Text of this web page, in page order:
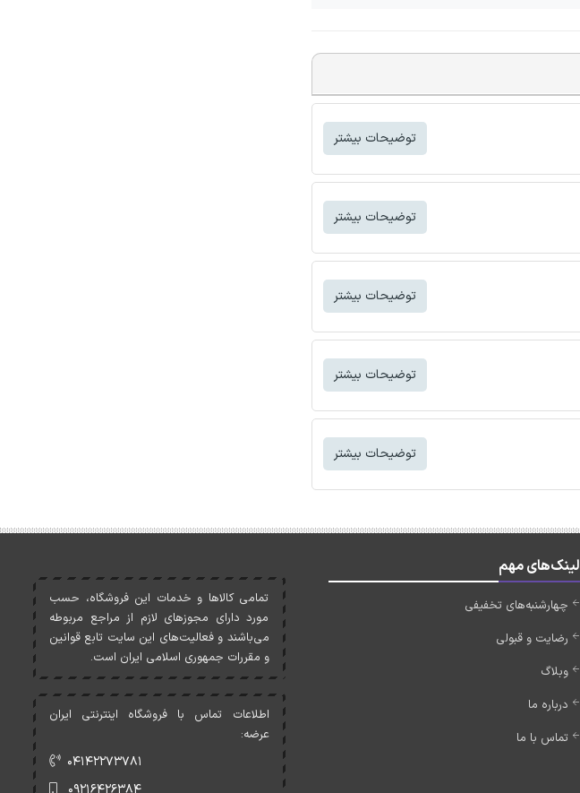
توضیحات بیشتر
توضیحات بیشتر
توضیحات بیشتر
توضیحات بیشتر
توضیحات بیشتر
لینک‌های مهم
چهارشنبه‌های تخفیفی
رضایت و قبولی
وبلاگ
درباره ما
تماس با ما
تمامی کالاها و خدمات اين فروشگاه، حسب
مورد دارای مجوزهای لازم از مراجع مربوطه
می‌باشند و فعاليت‌های اين سايت تابع قوانين
و مقررات جمهوری اسلامی ايران است.
اطلاعات تماس با فروشگاه اینترنتی ایران
عرضه:
۰۴۱۴۲۲۷۳۷۸۱